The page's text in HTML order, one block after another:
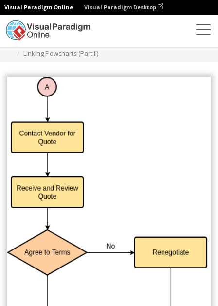
Visual Paradigm Online Visual Paradigm Desktop
Linking Flowcharts (Part II)